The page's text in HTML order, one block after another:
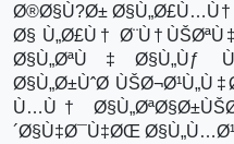
Ø®Ø§Ù?Ø±
Ø§ Ù„Ø£Ù†
Ø§Ù„ØªÙ‡Ø§Ù„Ùƒ
Ø§Ù„Ø±ÙˆØ­
Ù…Ù†
´Ø§Ù‡Ø¯Ù‡ØŒ